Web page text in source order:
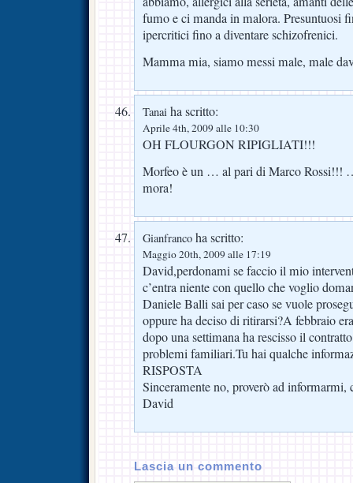
fumo e ci manda in malora. Presuntuosi
ipercritici fino a diventare schizofrenici.
Mamma mia, siamo messi male, male
Tanai ha scritto:
Aprile 4th, 2009 alle 10:30
OH FLOURGON RIPIGLIATI!!!
Morfeo è un … al pari di Marco Rossi!!!
mora!
Gianfranco ha scritto:
Maggio 20th, 2009 alle 17:19
David,perdonami se faccio il mio
c’entra niente con quello che voglio
Daniele Balli sai per caso se vuole
oppure ha deciso di ritirarsi?A febbraio
dopo una settimana ha rescisso il
problemi familiari.Tu hai qualche
RISPOSTA
Sinceramente no, proverò ad informarmi,
David
Lascia un commento